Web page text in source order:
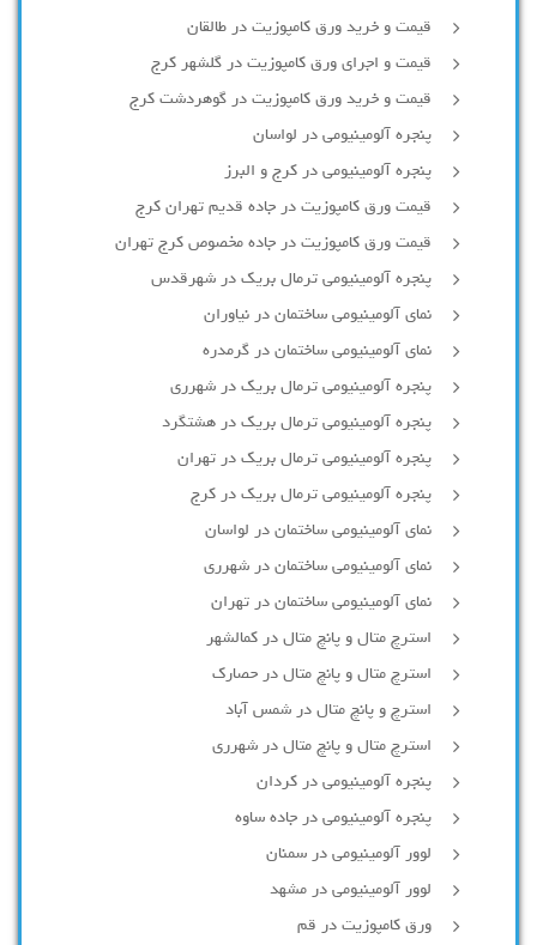
قیمت و خرید ورق کامپوزیت در طالقان
قیمت و اجرای ورق کامپوزیت در گلشهر کرج
قیمت و خرید ورق کامپوزیت در گوهردشت کرج
پنجره آلومینیومی در لواسان
پنجره آلومینیومی در کرج و البرز
قیمت ورق کامپوزیت در جاده قدیم تهران کرج
قیمت ورق کامپوزیت در جاده مخصوص کرج تهران
پنجره آلومینیومی ترمال بریک در شهرقدس
نمای آلومینیومی ساختمان در نیاوران
نمای آلومینیومی ساختمان در گرمدره
پنجره آلومینیومی ترمال بریک در شهرری
پنجره آلومینیومی ترمال بریک در هشتگرد
پنجره آلومینیومی ترمال بریک در تهران
پنجره آلومینیومی ترمال بریک در کرج
نمای آلومینیومی ساختمان در لواسان
نمای آلومینیومی ساختمان در شهرری
نمای آلومینیومی ساختمان در تهران
استرچ متال و پانچ متال در کمالشهر
استرچ متال و پانچ متال در حصارك
استرچ و پانچ متال در شمس آباد
استرچ متال و پانچ متال در شهرری
پنجره آلومینیومی در کردان
پنجره آلومینیومی در جاده ساوه
لوور آلومینیومی در سمنان
لوور آلومینیومی در مشهد
ورق کامپوزیت در قم